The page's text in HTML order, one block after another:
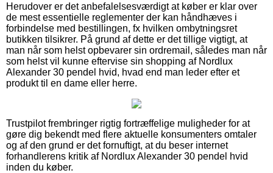
Herudover er det anbefalelsesværdigt at køber er klar over
de mest essentielle reglementer der kan håndhæves i
forbindelse med bestillingen, fx hvilken ombytningsret
butikken tilsikrer. På grund af dette er det tillige vigtigt, at
man når som helst opbevarer sin ordremail, således man når
som helst vil kunne eftervise sin shopping af Nordlux
Alexander 30 pendel hvid, hvad end man leder efter et
produkt til en dame eller herre.
Trustpilot frembringer rigtig fortræffelige muligheder for at
gøre dig bekendt med flere aktuelle konsumenters omtaler
og af den grund er det fornuftigt, at du beser internet
forhandlerens kritik af Nordlux Alexander 30 pendel hvid
inden du køber.